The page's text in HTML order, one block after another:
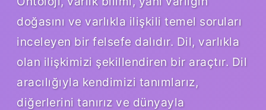
doğasını ve varlıkla ilişkili temel soruları
inceleyen bir felsefe dalıdır. Dil, varlıkla
olan ilişkimizi şekillendiren bir araçtır. Dil
aracılığıyla kendimizi tanımlarız,
diğerlerini tanırız ve dünyayla